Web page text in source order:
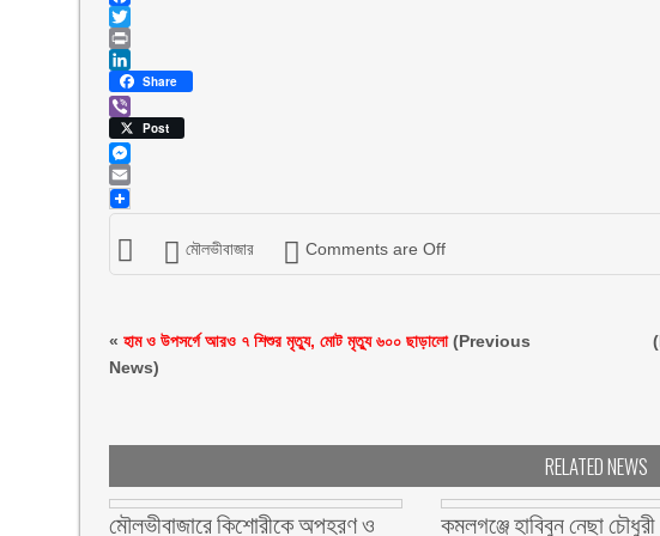
Facebook
Twitter
Print
LinkedIn
Share
ViberPost
Messenger
Email
মৌলভীবাজার Comments are Off
«হাম ও উপসর্গে আরও ৭ শিশুর মৃত্যু, মোট মৃত্যু ৬০০ ছাড়ালো(Previous
News)
RELATED NEWS
মৌলভীবাজারে কিশোরীকে অপহরণ ও
কমলগঞ্জে হাবিবুন নেছা চৌধুরী